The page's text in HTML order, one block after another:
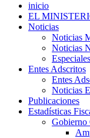
inicio
EL
Noticias
Noticias
Noticias
Especiales
Entes Adscritos
Entes
Noticias
Publicaciones
Estadísticas
Gobierno